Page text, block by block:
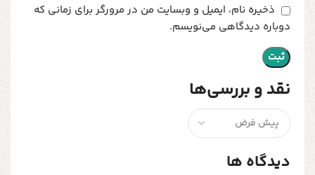
نقد و بررسی‌ها
دیدگاه ها
ذخیره نام، ایمیل و وبسایت من در مرورگر برای زمانی که
دوباره دیدگاهی می‌نویسم.